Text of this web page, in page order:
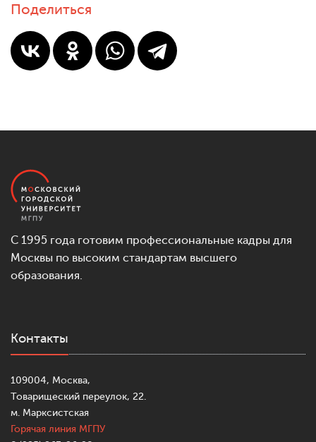
Поделиться
С 1995 года готовим профессиональные кадры для
Москвы по высоким стандартам высшего
образования.
Контакты
109004, Москва,
Товарищеский переулок, 22.
м. Марксистская
Горячая линия МГПУ